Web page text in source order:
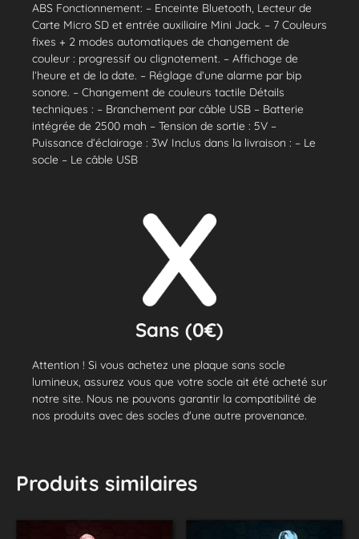
ABS Fonctionnement: – Enceinte Bluetooth, Lecteur de
Carte Micro SD et entrée auxiliaire Mini Jack. – 7 Couleurs
fixes + 2 modes automatiques de changement de
couleur : progressif ou clignotement. – Affichage de
l’heure et de la date. – Réglage d’une alarme par bip
sonore. – Changement de couleurs tactile Détails
techniques : – Branchement par câble USB – Batterie
intégrée de 2500 mah – Tension de sortie : 5V –
Puissance d’éclairage : 3W Inclus dans la livraison : – Le
socle – Le câble USB
Sans (0€)
Attention ! Si vous achetez une plaque sans socle
lumineux, assurez vous que votre socle ait été acheté sur
notre site. Nous ne pouvons garantir la compatibilité de
nos produits avec des socles d'une autre provenance.
Produits similaires